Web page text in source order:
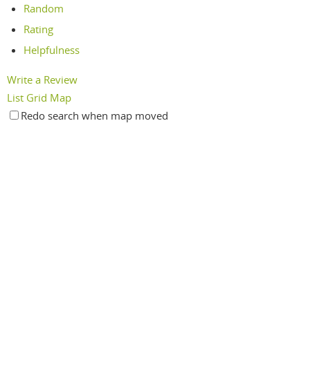
Random
Rating
Helpfulness
Write a Review
List Grid Map
Redo search when map moved